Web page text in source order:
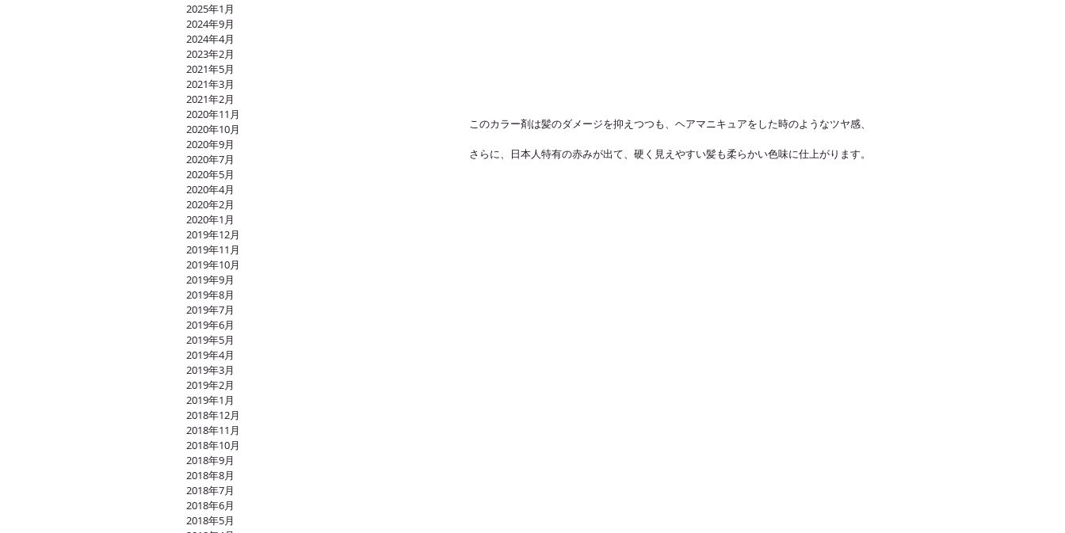
2025年1月
2024年9月
2024年4月
2023年2月
2021年5月
2021年3月
2021年2月
2020年11月
2020年10月
2020年9月
2020年7月
2020年5月
2020年4月
2020年2月
2020年1月
2019年12月
2019年11月
2019年10月
2019年9月
2019年8月
2019年7月
2019年6月
2019年5月
2019年4月
2019年3月
2019年2月
2019年1月
2018年12月
2018年11月
2018年10月
2018年9月
2018年8月
2018年7月
2018年6月
2018年5月
このカラー剤は髪のダメージを抑えつつも、ヘアマニキュアをした時のようなツヤ感、
さらに、日本人特有の赤みが出て、硬く見えやすい髪も柔らかい色味に仕上がります。